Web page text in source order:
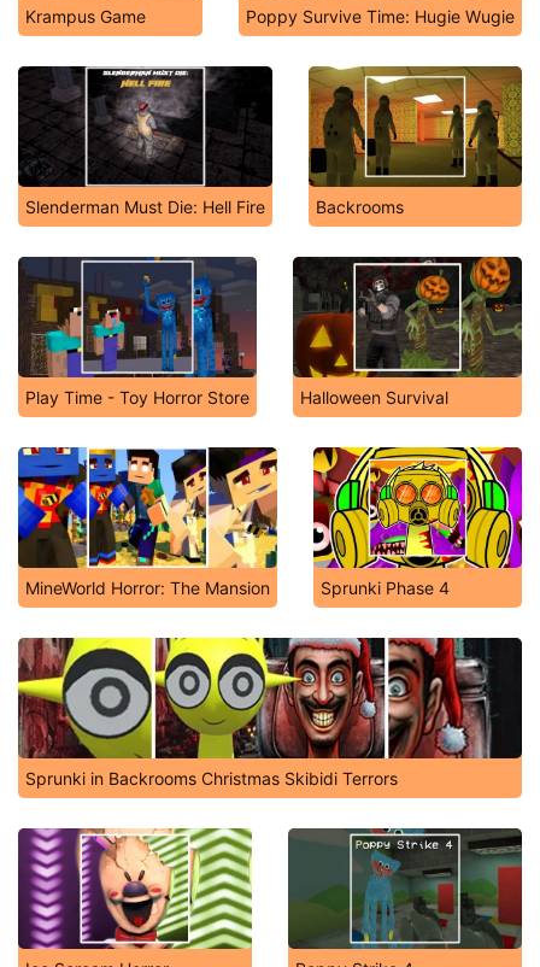
Krampus Game Poppy Survive Time: Hugie Wugie
Slenderman Must Die: Hell Fire Backrooms
Play Time - Toy Horror Store Halloween Survival
MineWorld Horror: The Mansion Sprunki Phase 4
Sprunki in Backrooms Christmas Skibidi Terrors